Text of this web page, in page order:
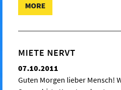
MORE
MIETE NERVT
07.10.2011
Guten Morgen lieber Mensch!